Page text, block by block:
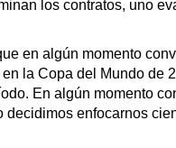
los contratos, uno
en algún momento
la Copa del Mundo de
En algún momento
decidimos enfocarnos